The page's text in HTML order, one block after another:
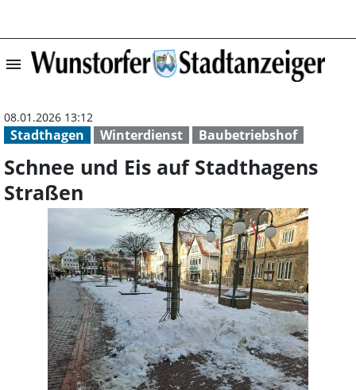
menu Schnee und Eis
Stadthagen Winterdienst Baubetriebshof
08.01.2026 13:12
Schnee und Eis auf Stadthagens
Straßen